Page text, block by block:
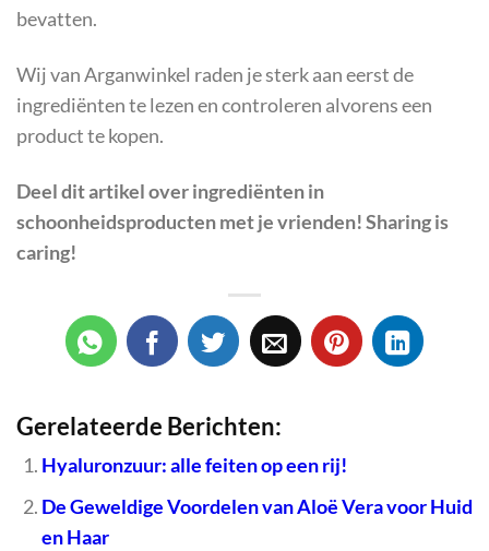
bevatten.
Wij van Arganwinkel raden je sterk aan eerst de
ingrediënten te lezen en controleren alvorens een
product te kopen.
Deel dit artikel overingrediënten in
schoonheidsproductenmet je vrienden! Sharing is
caring!
Gerelateerde Berichten:
Hyaluronzuur: alle feiten op een rij!
De Geweldige Voordelen van Aloë Vera voor Huid
en Haar